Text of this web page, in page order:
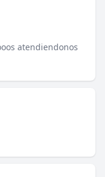
atendiendonos